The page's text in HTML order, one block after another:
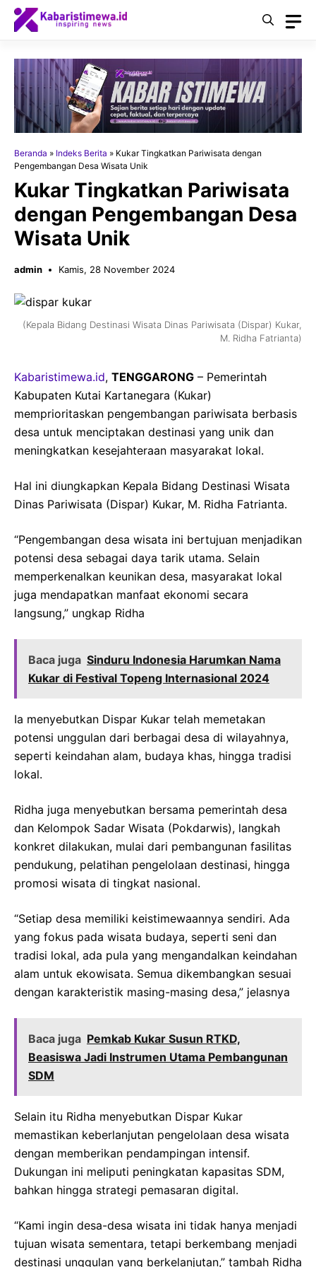
Langsung
Beranda » Indeks Berita » Kukar Tingkatkan Pariwisata dengan
Pengembangan Desa Wisata Unik
Kukar Tingkatkan Pariwisata
dengan Pengembangan Desa
Wisata Unik
admin Kamis, 28 November 2024
(Kepala Bidang Destinasi Wisata Dinas Pariwisata (Dispar) Kukar,
M. Ridha Fatrianta)
Kabaristimewa.id, TENGGARONG – Pemerintah
Kabupaten Kutai Kartanegara (Kukar)
memprioritaskan pengembangan pariwisata berbasis
desa untuk menciptakan destinasi yang unik dan
meningkatkan kesejahteraan masyarakat lokal.
Hal ini diungkapkan Kepala Bidang Destinasi Wisata
Dinas Pariwisata (Dispar) Kukar, M. Ridha Fatrianta.
“Pengembangan desa wisata ini bertujuan menjadikan
potensi desa sebagai daya tarik utama. Selain
memperkenalkan keunikan desa, masyarakat lokal
juga mendapatkan manfaat ekonomi secara
langsung,” ungkap Ridha
Baca juga Sinduru Indonesia Harumkan Nama
Kukar di Festival Topeng Internasional 2024
Ia menyebutkan Dispar Kukar telah memetakan
potensi unggulan dari berbagai desa di wilayahnya,
seperti keindahan alam, budaya khas, hingga tradisi
lokal.
Ridha juga menyebutkan bersama pemerintah desa
dan Kelompok Sadar Wisata (Pokdarwis), langkah
konkret dilakukan, mulai dari pembangunan fasilitas
pendukung, pelatihan pengelolaan destinasi, hingga
promosi wisata di tingkat nasional.
“Setiap desa memiliki keistimewaannya sendiri. Ada
yang fokus pada wisata budaya, seperti seni dan
tradisi lokal, ada pula yang mengandalkan keindahan
alam untuk ekowisata. Semua dikembangkan sesuai
dengan karakteristik masing-masing desa,” jelasnya
Baca juga Pemkab Kukar Susun RTKD,
Beasiswa Jadi Instrumen Utama Pembangunan
SDM
Selain itu Ridha menyebutkan Dispar Kukar
memastikan keberlanjutan pengelolaan desa wisata
dengan memberikan pendampingan intensif.
Dukungan ini meliputi peningkatan kapasitas SDM,
bahkan hingga strategi pemasaran digital.
“Kami ingin desa-desa wisata ini tidak hanya menjadi
tujuan wisata sementara, tetapi berkembang menjadi
destinasi unggulan yang berkelanjutan,” tambah Ridha